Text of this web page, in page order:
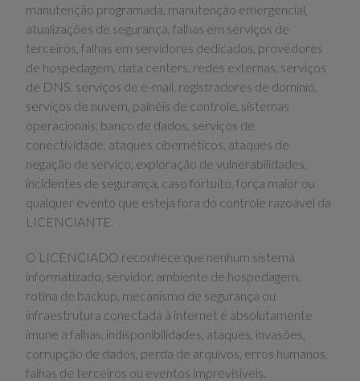
manutenção programada, manutenção emergencial,
atualizações de segurança, falhas em serviços de
terceiros, falhas em servidores dedicados, provedores
de hospedagem, data centers, redes externas, serviços
de DNS, serviços de e-mail, registradores de domínio,
serviços de nuvem, painéis de controle, sistemas
operacionais, banco de dados, serviços de
conectividade, ataques cibernéticos, ataques de
negação de serviço, exploração de vulnerabilidades,
incidentes de segurança, caso fortuito, força maior ou
qualquer evento que esteja fora do controle razoável da
LICENCIANTE.
O LICENCIADO reconhece que nenhum sistema
informatizado, servidor, ambiente de hospedagem,
rotina de backup, mecanismo de segurança ou
infraestrutura conectada à internet é absolutamente
imune a falhas, indisponibilidades, ataques, invasões,
corrupção de dados, perda de arquivos, erros humanos,
falhas de terceiros ou eventos imprevisíveis.